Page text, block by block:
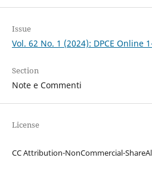
Issue
Vol. 62 No. 1 (2024): DPCE Online
Section
Note e Commenti
License
CC Attribution-NonCommercial-